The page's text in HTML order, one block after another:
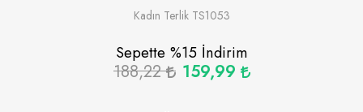
Kadın Terlik TS1053
Sepette %15İndirim
188,22 159,99